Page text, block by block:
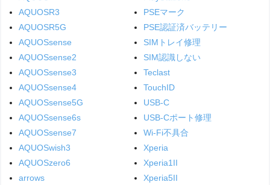
AQUOSR3
AQUOSR5G
AQUOSsense
AQUOSsense2
AQUOSsense3
AQUOSsense4
AQUOSsense5G
AQUOSsense6s
AQUOSsense7
AQUOSwish3
AQUOSzero6
arrows
PSEマーク
PSE認証済バッテリー
SIMトレイ修理
SIM認識しない
Teclast
TouchID
USB-C
USB-Cポート修理
Wi-Fi不具合
Xperia
Xperia1II
Xperia5II